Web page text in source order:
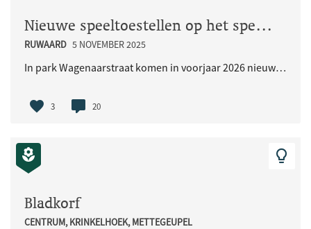
Nieuwe speeltoestellen op het speelveld Wagenaarstraat
RUWAARD 5 NOVEMBER 2025
In park Wagenaarstraat komen in voorjaar 2026 nieuwe speeltoestellen. Dat is een idee van bewoners..
3 20
Bladkorf
CENTRUM, KRINKELHOEK, METTEGEUPEL